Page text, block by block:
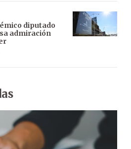
diputado
admiración